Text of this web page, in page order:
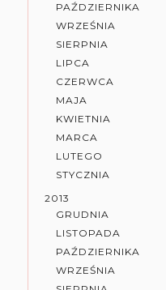
PAŹDZIERNIKA
WRZEŚNIA
SIERPNIA
LIPCA
CZERWCA
MAJA
KWIETNIA
MARCA
LUTEGO
STYCZNIA
2013
GRUDNIA
LISTOPADA
PAŹDZIERNIKA
WRZEŚNIA